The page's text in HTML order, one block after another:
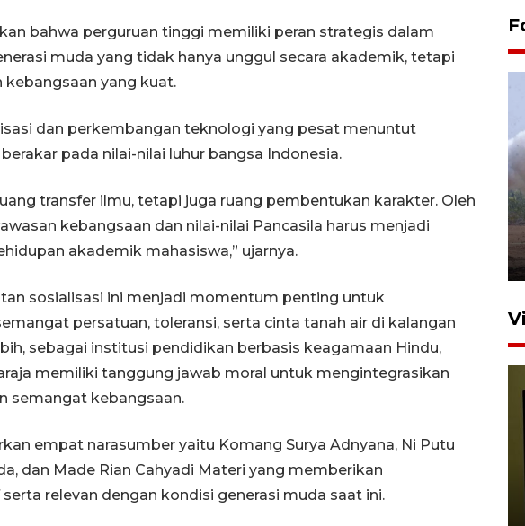
bahwa perguruan tinggi memiliki peran strategis dalam
muda yang tidak hanya unggul secara akademik, tetapi
yang kuat.
dan perkembangan teknologi yang pesat menuntut
pada nilai-nilai luhur bangsa Indonesia.
transfer ilmu, tetapi juga ruang pembentukan karakter. Oleh
kebangsaan dan nilai-nilai Pancasila harus menjadi
akademik mahasiswa,” ujarnya.
sosialisasi ini menjadi momentum penting untuk
persatuan, toleransi, serta cinta tanah air di kalangan
sebagai institusi pendidikan berbasis keagamaan Hindu,
memiliki tanggung jawab moral untuk mengintegrasikan
semangat kebangsaan.
empat narasumber yaitu Komang Surya Adnyana, Ni Putu
dan Made Rian Cahyadi Materi yang memberikan
relevan dengan kondisi generasi muda saat ini.
selamat dari kebakaran KM
Mutiara Sentosa II
dikembalikan ke Surabaya
4 Agustus 2026 19:23
Persiapan Skuad Garuda
jelang laga lawan Kamboja